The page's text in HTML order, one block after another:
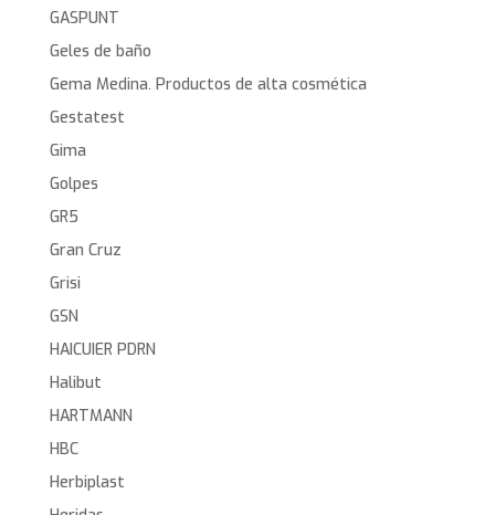
GASPUNT
Geles de baño
Gema Medina. Productos de alta cosmética
Gestatest
Gima
Golpes
GR5
Gran Cruz
Grisi
GSN
HAICUIER PDRN
Halibut
HARTMANN
HBC
Herbiplast